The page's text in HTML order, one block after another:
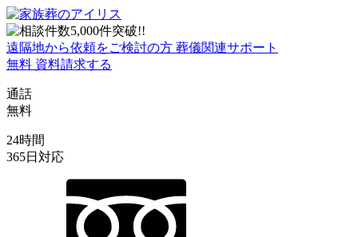
遠隔地から依頼をご検討の方 葬儀関連サポート
無料 資料請求する
通話
無料
24時間
365日対応